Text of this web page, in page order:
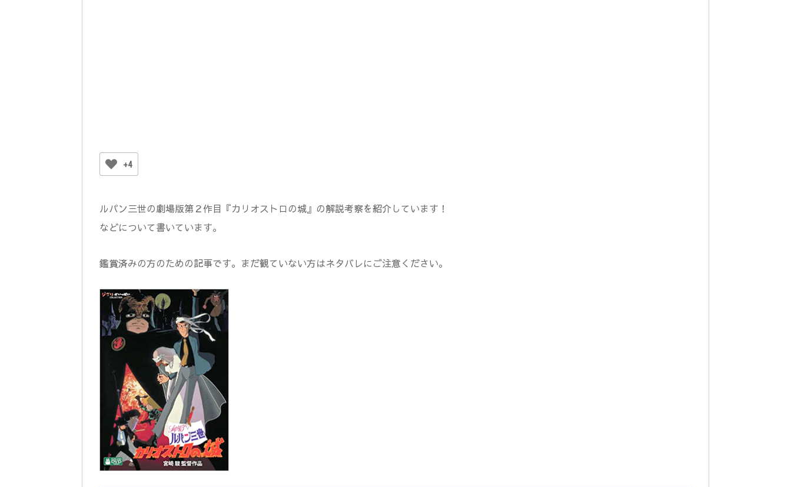
+4
ルパン三世の劇場版第２作目『カリオストロの城』の解説考察を紹介しています！
などについて書いています。
鑑賞済みの方のための記事です。まだ観ていない方はネタバレにご注意ください。